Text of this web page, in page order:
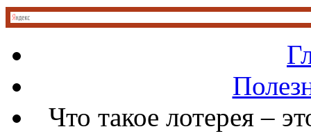
Что такое лотерея –